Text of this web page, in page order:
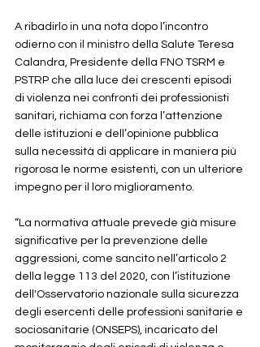
A ribadirlo in una nota dopo l’incontro
odierno con il ministro della Salute Teresa
Calandra, Presidente della FNO TSRM e
PSTRP che alla luce dei crescenti episodi
di violenza nei confronti dei professionisti
sanitari, richiama con forza l’attenzione
delle istituzioni e dell’opinione pubblica
sulla necessità di applicare in maniera più
rigorosa le norme esistenti, con un ulteriore
impegno per il loro miglioramento.
“La normativa attuale prevede già misure
significative per la prevenzione delle
aggressioni, come sancito nell’articolo 2
della legge 113 del 2020, con l’istituzione
dell'Osservatorio nazionale sulla sicurezza
degli esercenti delle professioni sanitarie e
sociosanitarie (ONSEPS), incaricato del